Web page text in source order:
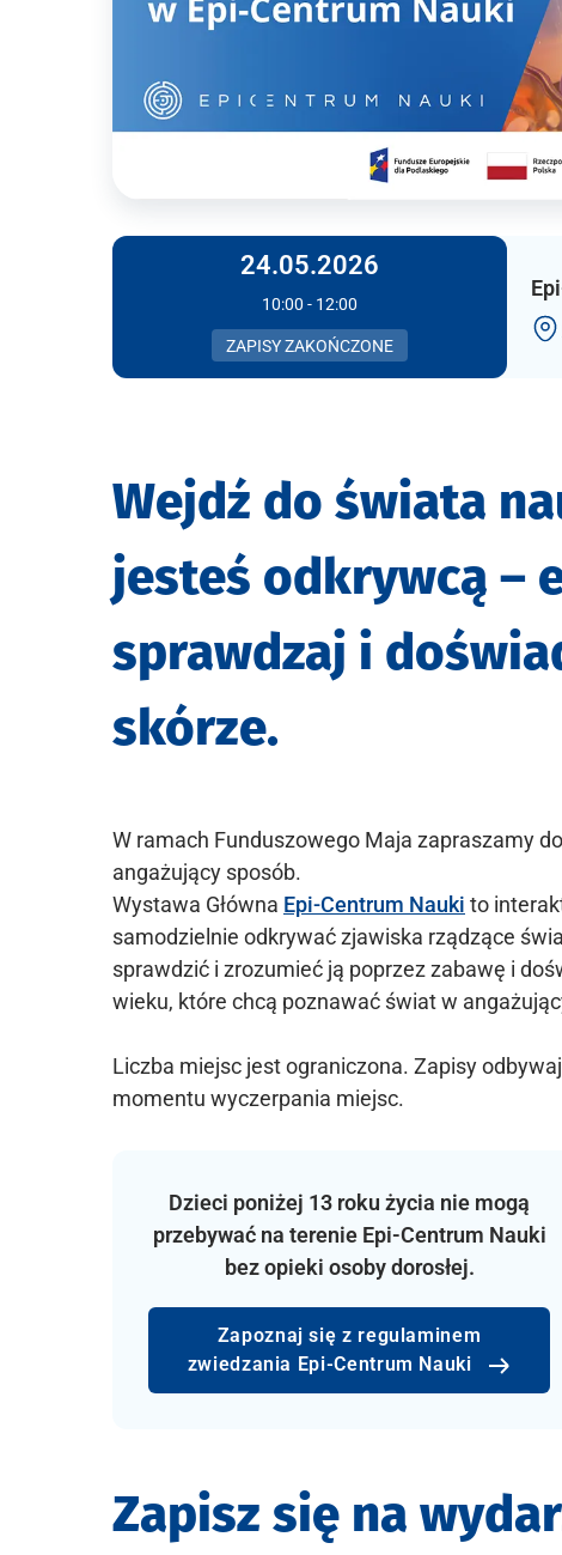
24.05.2026
10:00 - 12:00
ZAPISY ZAKOŃCZONE
Wejdź do świata
jesteś odkrywcą –
sprawdzaj i
skórze.
W ramach Funduszowego Maja zapraszamy
angażujący sposób.
Wystawa Główna Epi-Centrum Nauki to
samodzielnie odkrywać zjawiska rządzące
sprawdzić i zrozumieć ją poprzez zabawę i
wieku, które chcą poznawać świat w
Liczba miejsc jest ograniczona. Zapisy
momentu wyczerpania miejsc.
Dzieci poniżej 13 roku życia nie mogą
przebywać na terenie Epi-Centrum Nauki
bez opieki osoby dorosłej.
Zapoznaj się z regulaminem
zwiedzania Epi-Centrum Nauki
Zapisz się na